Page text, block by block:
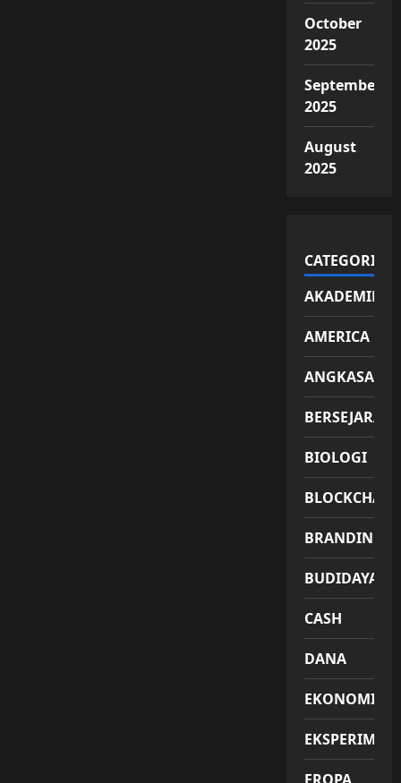
October
2025
September
2025
August
2025
CATEGORIES
AKADEMIK
AMERICA
ANGKASA
BERSEJARAH
BIOLOGI
BLOCKCHAIN
BRANDING
BUDIDAYA
CASH
DANA
EKONOMI
EKSPERIMEN